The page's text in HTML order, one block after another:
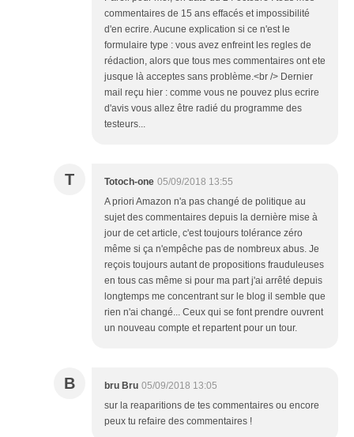
commentaires de 15 ans effacés et impossibilité
d'en ecrire. Aucune explication si ce n'est le
formulaire type : vous avez enfreint les regles de
rédaction, alors que tous mes commentaires ont ete
jusque là acceptes sans problème.<br /> Dernier
mail reçu hier : comme vous ne pouvez plus ecrire
d'avis vous allez être radié du programme des
testeurs...
T Totoch-one 05/09/2018 13:55
A priori Amazon n'a pas changé de politique au
sujet des commentaires depuis la dernière mise à
jour de cet article, c'est toujours tolérance zéro
même si ça n'empêche pas de nombreux abus. Je
reçois toujours autant de propositions frauduleuses
en tous cas même si pour ma part j'ai arrêté depuis
longtemps me concentrant sur le blog il semble que
rien n'ai changé... Ceux qui se font prendre ouvrent
un nouveau compte et repartent pour un tour.
B bru Bru 05/09/2018 13:05
sur la reaparitions de tes commentaires ou encore
peux tu refaire des commentaires !